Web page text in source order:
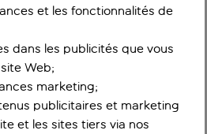
et les fonctionnalités de
dans les publicités que vous
Web;
marketing;
publicitaires et marketing
et les sites tiers via nos